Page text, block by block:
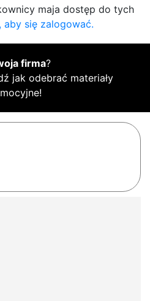
maja dostęp do tych
aby się zalogować.
firma?
jak odebrać materiały